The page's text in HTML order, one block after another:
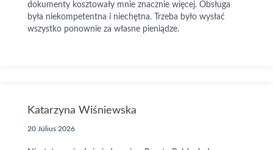
dokumenty kosztowały mnie znacznie więcej. Obsługa
była niekompetentna i niechętna. Trzeba było wysłać
wszystko ponownie za własne pieniądze.
Katarzyna Wiśniewska
20 Július 2026